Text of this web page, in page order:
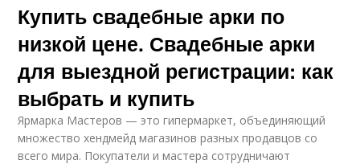
Купить свадебные арки по
низкой цене. Свадебные арки
для выездной регистрации: как
выбрать и купить
Ярмарка Мастеров — это гипермаркет, объединяющий
множество хендмейд магазинов разных продавцов со
всего мира. Покупатели и мастера сотрудничают